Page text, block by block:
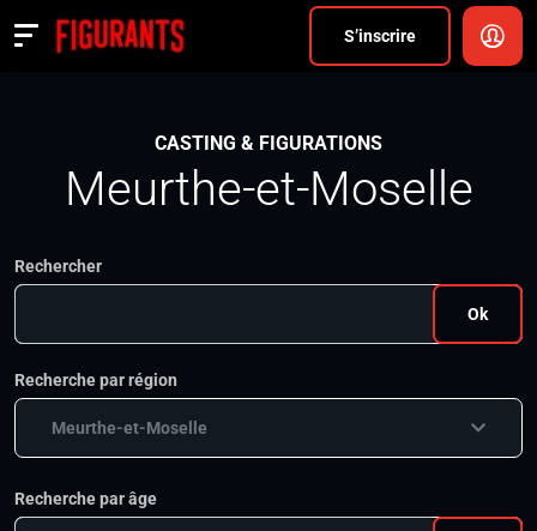
S’inscrire
Actualités
ANNONCER
CASTING & FIGURATIONS
Meurthe-et-Moselle
Rechercher
Ok
Recherche par région
Meurthe-et-Moselle
Recherche par âge